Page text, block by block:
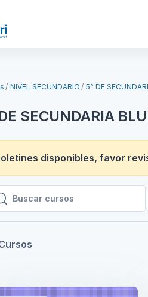
NIVEL SECUNDARIO 5° DE
SECUNDARIA
disponibles, favor
Buscar cursos
Buscar cursos